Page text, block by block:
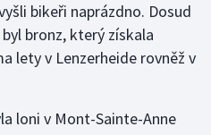
bikeři naprázdno. Dosud
bronz, který získala
lety v Lenzerheide rovněž v
loni v Mont-Sainte-Anne